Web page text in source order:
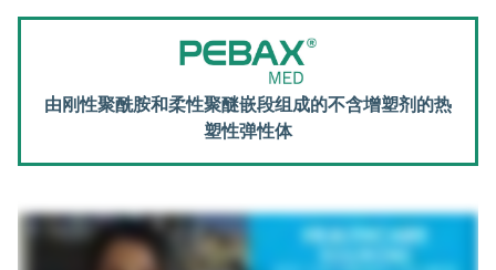
由刚性聚酰胺和柔性聚醚嵌段组成的不含增塑剂的热
塑性弹性体